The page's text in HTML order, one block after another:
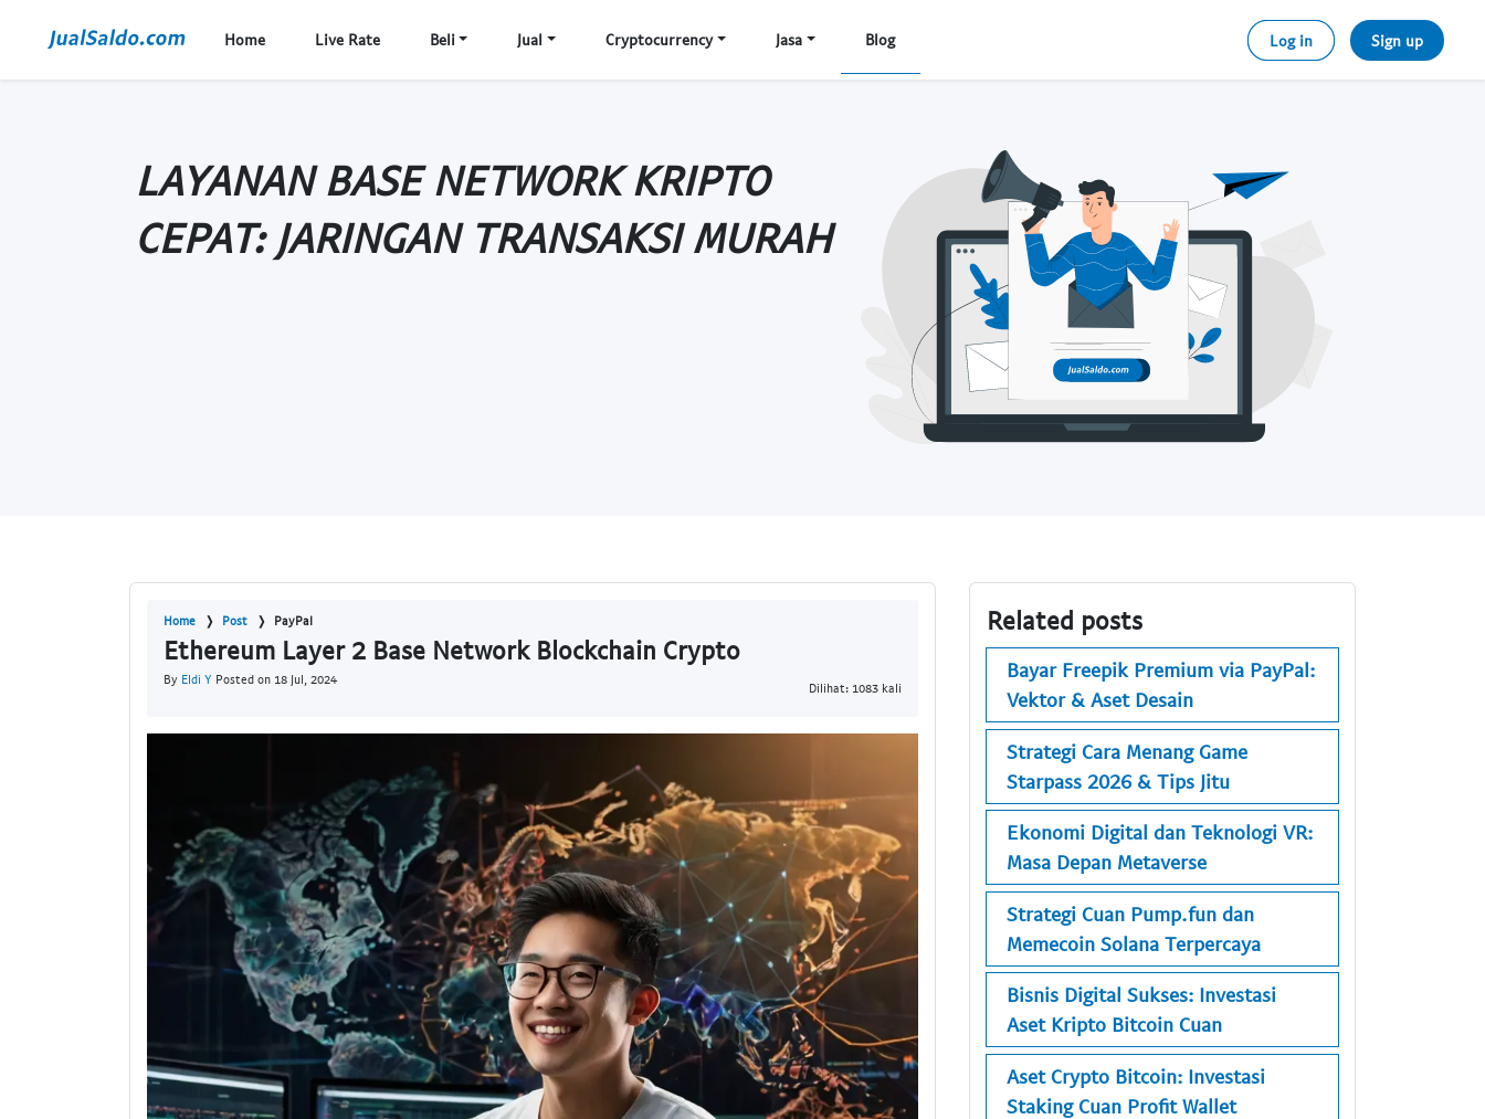
Home Live Rate Beli Jual Cryptocurrency Jasa Blog Log in Sign up
LAYANAN BASE NETWORK KRIPTO
CEPAT: JARINGAN TRANSAKSI MURAH
Home Post PayPal
Ethereum Layer 2 Base Network Blockchain Crypto
By Eldi Y Posted on 18 Jul, 2024
Dilihat: 1083 kali
Related posts
Bayar Freepik Premium via PayPal:
Vektor & Aset Desain
Strategi Cara Menang Game
Starpass 2026 & Tips Jitu
Ekonomi Digital dan Teknologi VR:
Masa Depan Metaverse
Strategi Cuan Pump.fun dan
Memecoin Solana Terpercaya
Bisnis Digital Sukses: Investasi
Aset Kripto Bitcoin Cuan
Aset Crypto Bitcoin: Investasi
Staking Cuan Profit Wallet